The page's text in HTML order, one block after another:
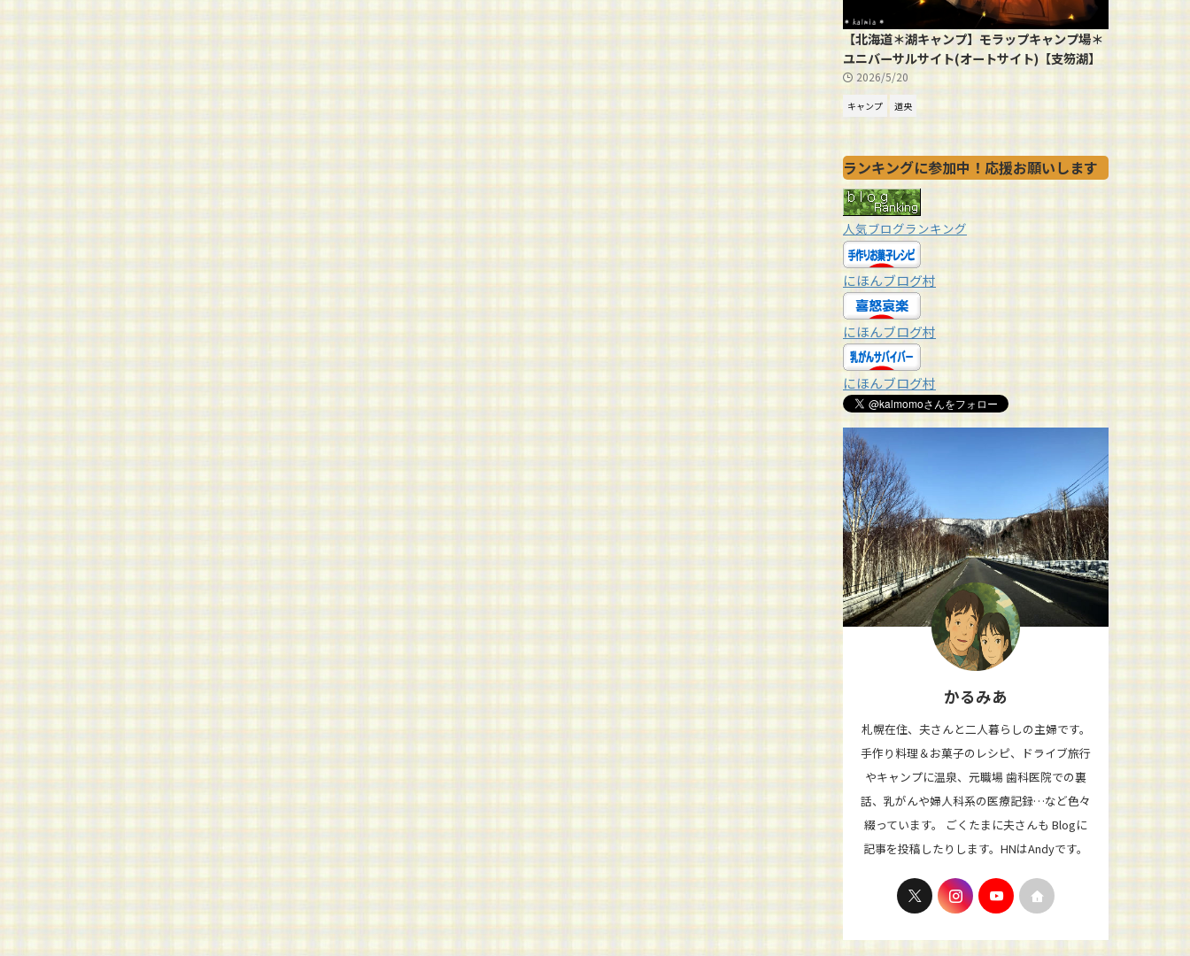
【北海道＊湖キャンプ】モラップキャンプ場＊
ユニバーサルサイト(オートサイト)【支笏湖】
2026/5/20
キャンプ 道央
ランキングに参加中！応援お願いします
人気ブログランキング
にほんブログ村
にほんブログ村
にほんブログ村
かるみあ
札幌在住、夫さんと二人暮らしの主婦です。
手作り料理＆お菓子のレシピ、ドライブ旅行
やキャンプに温泉、元職場 歯科医院での裏
話、乳がんや婦人科系の医療記録…など色々
綴っています。 ごくたまに夫さんも Blogに
記事を投稿したりします。HNはAndyです。